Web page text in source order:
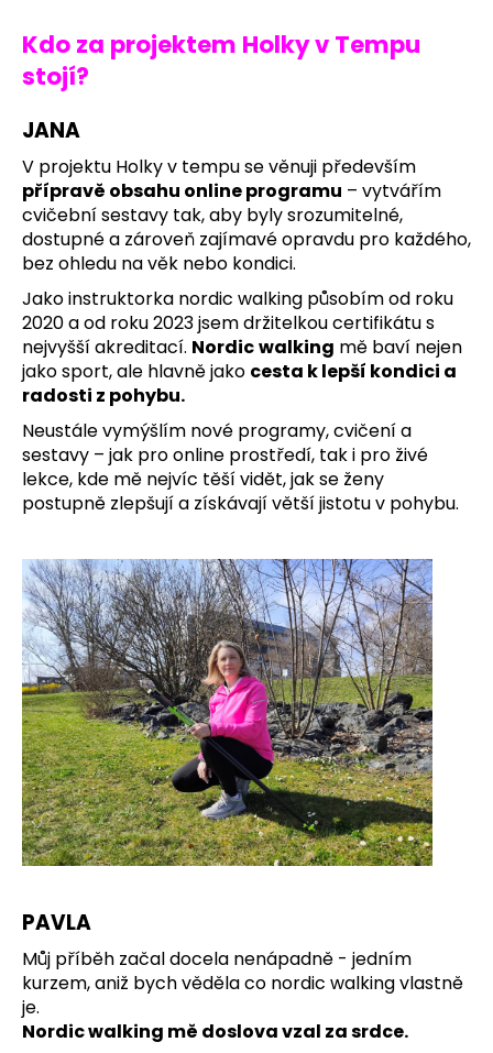
Kdo za projektem Holky v Tempu
stojí?
JANA
V projektu Holky v tempu se věnuji především
přípravě obsahu online programu – vytvářím
cvičební sestavy tak, aby byly srozumitelné,
dostupné a zároveň zajímavé opravdu pro každého,
bez ohledu na věk nebo kondici.
Jako instruktorka nordic walking působím od roku
2020 a od roku 2023 jsem držitelkou certifikátu s
nejvyšší akreditací. Nordicwalking mě baví nejen
jako sport, ale hlavně jako cesta k lepší kondici a
radosti z pohybu.
Neustále vymýšlím nové programy, cvičení a
sestavy – jak pro online prostředí, tak i pro živé
lekce, kde mě nejvíc těší vidět, jak se ženy
postupně zlepšují a získávají větší jistotu v pohybu.
PAVLA
Můj příběh začal docela nenápadně - jedním
kurzem, aniž bych věděla co nordic walking vlastně
je.
Nordic walking mě doslova vzal za srdce.